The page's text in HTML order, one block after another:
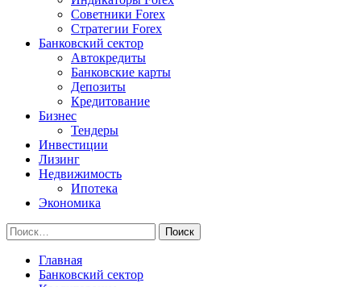
Советники Forex
Стратегии Forex
Банковский сектор
Автокредиты
Банковские карты
Депозиты
Кредитование
Бизнес
Тендеры
Инвестиции
Лизинг
Недвижимость
Ипотека
Экономика
Найти:
Главная
Банковский сектор